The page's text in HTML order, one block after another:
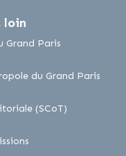
loin
Grand Paris
du Grand Parislien
(SCoT)
lien externe